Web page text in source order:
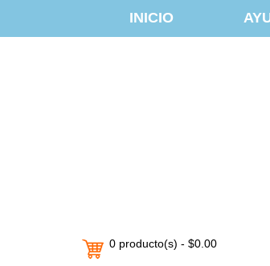
INICIO
0 producto(s) - $0.00